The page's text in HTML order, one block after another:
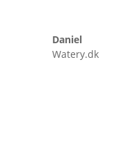
Daniel
Watery.dk